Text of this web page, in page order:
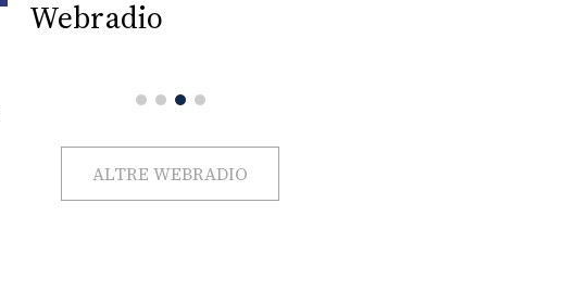
Webradio
ALTRE WEBRADIO